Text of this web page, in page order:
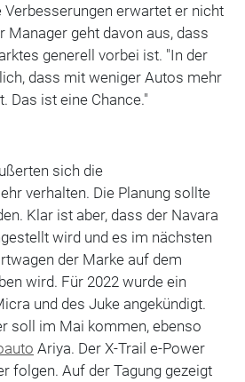
Verbesserungen erwartet er nicht
Manager geht davon aus, dass
generell vorbei ist. "In der
dass mit weniger Autos mehr
Das ist eine Chance."
sich die
verhalten. Die Planung sollte
Klar ist aber, dass der Navara
wird und es im nächsten
der Marke auf dem
wird. Für 2022 wurde ein
und des Juke angekündigt.
soll im Mai kommen, ebenso
Ariya. Der X-Trail e-Power
folgen. Auf der Tagung gezeigt